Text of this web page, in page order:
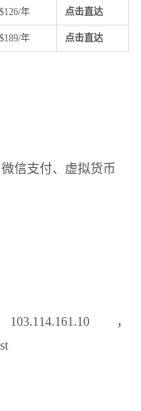
$126/年 点击直达
$189/年 点击直达
信支付、虚拟货币
，